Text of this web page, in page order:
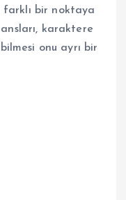
farklı bir noktaya
karaktere
onu ayrı bir